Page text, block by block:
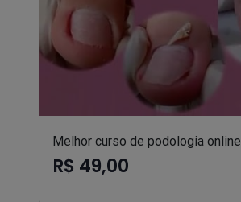
Melhor curso de podologia online
R$ 49,00